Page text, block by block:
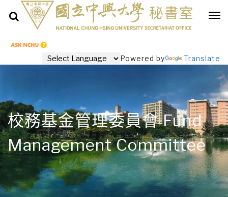
Powered by Translate
校務基金管理委員會 Fund
Management Committee